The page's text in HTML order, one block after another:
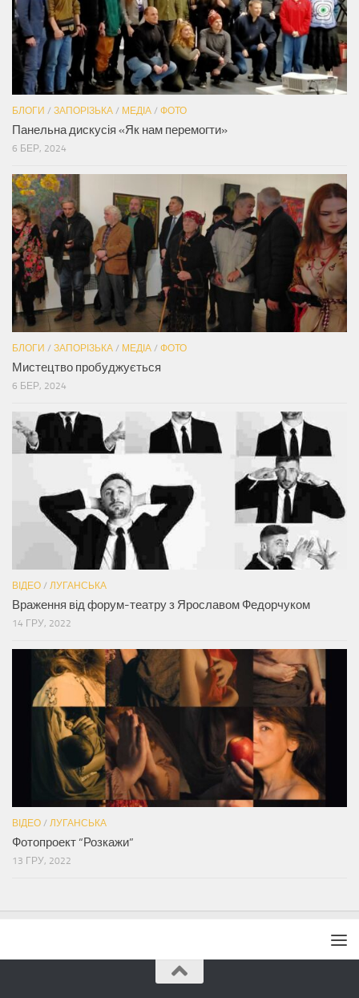
БЛОГИ / ЗАПОРІЗЬКА / МЕДІА / ФОТО
Панельна дискусія «Як нам перемогти»
6 БЕР, 2024
БЛОГИ / ЗАПОРІЗЬКА / МЕДІА / ФОТО
Мистецтво пробуджується
6 БЕР, 2024
ВІДЕО / ЛУГАНСЬКА
Враження від форум-театру з Ярославом Федорчуком
14 ГРУ, 2022
ВІДЕО / ЛУГАНСЬКА
Фотопроект “Розкажи”
13 ГРУ, 2022